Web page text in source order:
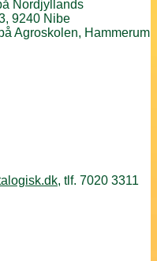
Nordjyllands
9240 Nibe
Agroskolen, Hammerum
, tlf. 7020 3311